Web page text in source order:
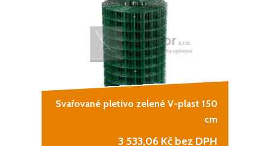
Svařované pletivo zelené V-plast 150
cm
3 533,06 Kč bez DPH